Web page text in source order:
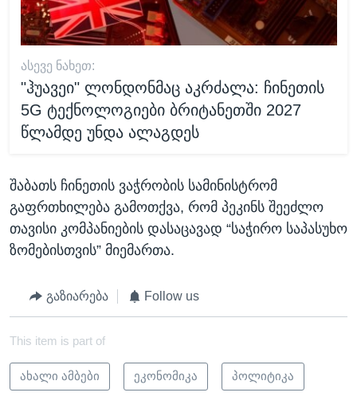
ᲐᲡᲔᲕᲔ ᲜᲐᲮᲔᲗ:
"ჰუავეი" ლონდონმაც აკრძალა: ჩინეთის
5G ტექნოლოგიები ბრიტანეთში 2027
წლამდე უნდა ალაგდეს
შაბათს ჩინეთის ვაჭრობის სამინისტრომ
გაფრთხილება გამოთქვა, რომ პეკინს შეეძლო
თავისი კომპანიების დასაცავად “საჭირო საპასუხო
ზომებისთვის” მიემართა.
გაზიარება Follow us
This item is part of
ახალი ამბები ეკონომიკა პოლიტიკა